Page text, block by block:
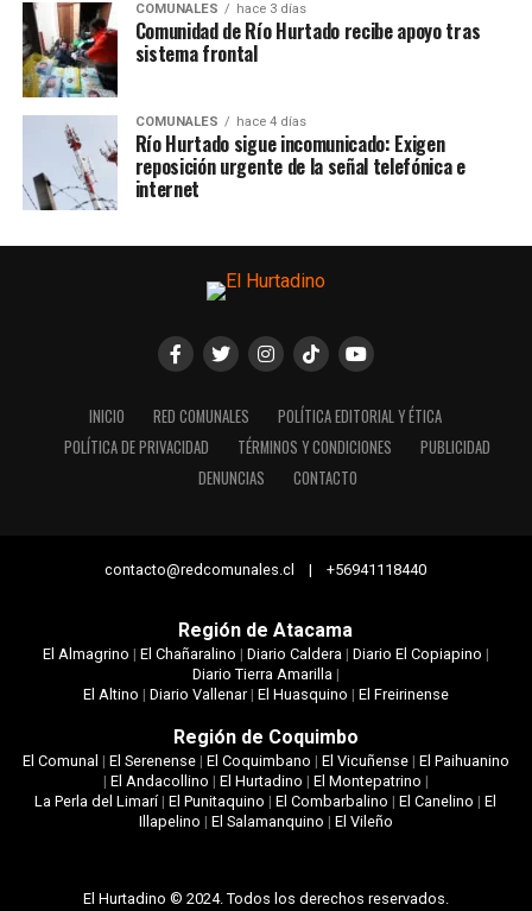
COMUNALES hace 3 días
Comunidad de Río Hurtado recibe apoyo tras
sistema frontal
COMUNALES hace 4 días
Río Hurtado sigue incomunicado: Exigen
reposición urgente de la señal telefónica e
internet
INICIO RED COMUNALES
POLÍTICA EDITORIAL Y ÉTICA
POLÍTICA DE PRIVACIDAD
TÉRMINOS Y CONDICIONES
PUBLICIDAD
DENUNCIAS
CONTACTO
contacto@redcomunales.cl | +56941118440
Región de Atacama
El Almagrino | El Chañaralino | Diario Caldera| Diario El Copiapino |
Diario Tierra Amarilla|
El Altino | Diario Vallenar| El Huasquino | El Freirinense
Región de Coquimbo
El Comunal | El Serenense| El Coquimbano | El Vicuñense| El Paihuanino
| El Andacollino | El Hurtadino | El Montepatrino |
La Perla del Limarí|El Punitaquino |El Combarbalino |El Canelino |El
Illapelino | El Salamanquino | El Vileño
El Hurtadino © 2024. Todos los derechos reservados.